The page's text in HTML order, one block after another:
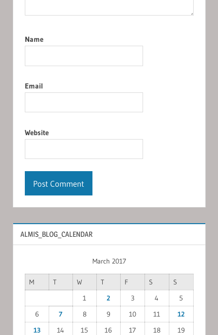
Name
Email
Website
ALMIS_BLOG_CALENDAR
March 2017
M T W T F S
S
1
2 3 4
5
6
7 8 9 10 11
12
13
14 15 16 17 18
19